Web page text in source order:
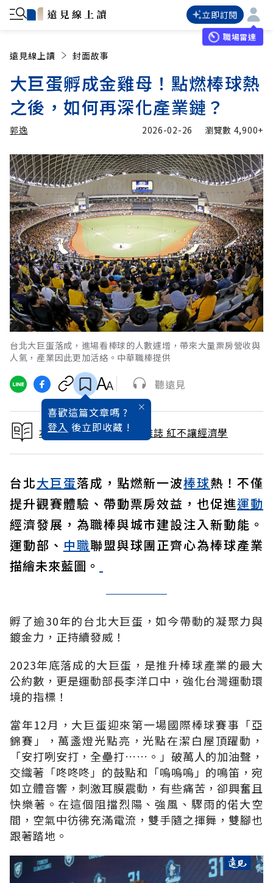
立即訂閱
職場雷達
遠見線上讀 封面故事
大巨蛋孵成金雞母！點燃棒球熱
之後，如何再深化產業鏈？
郭逸
郭逸 加入追蹤
2026-02-26 瀏覽數 4,900+
台北大巨蛋落成，進場看棒球的人數遽增，帶來大量票房營收與
人氣，產業因此更加活絡。中華職棒提供
喜歡這篇文章嗎 ?
登入 後立即收藏 !
聽遠見
本文出自 2026 / 3月號雜誌 紅不讓經濟學
台北大巨蛋落成，點燃新一波棒球熱！不僅
提升觀賽體驗、帶動票房效益，也促進運動
經濟發展，為職棒與城市建設注入新動能。
運動部、 中職聯盟與球團正齊心為棒球產業
描繪未來藍圖。
孵了逾30年的台北大巨蛋，如今帶動的凝聚力與
鍍金力，正持續發威！
2023年底落成的大巨蛋，是推升棒球產業的最大
公約數，更是運動部長李洋口中，強化台灣運動環
境的指標！
當年12月，大巨蛋迎來第一場國際棒球賽事「亞
錦賽」，萬盞燈光點亮，光點在潔白屋頂躍動，
「安打咧安打，全壘打……。」破萬人的加油聲，
交織著「咚咚咚」的鼓點和「嗚嗚嗚」的鳴笛，宛
如立體音響，刺激耳膜震動，有些痛苦，卻興奮且
快樂著。在這個阻擋烈陽、強風、驟雨的偌大空
間，空氣中彷彿充滿電流，雙手隨之揮舞，雙腳也
跟著踏地。